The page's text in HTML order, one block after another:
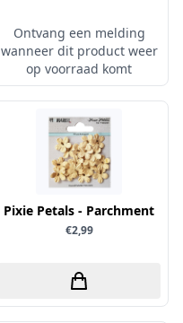
Ontvang een melding
wanneer dit product weer
op voorraad komt
Pixie Petals - Parchment
€2,99